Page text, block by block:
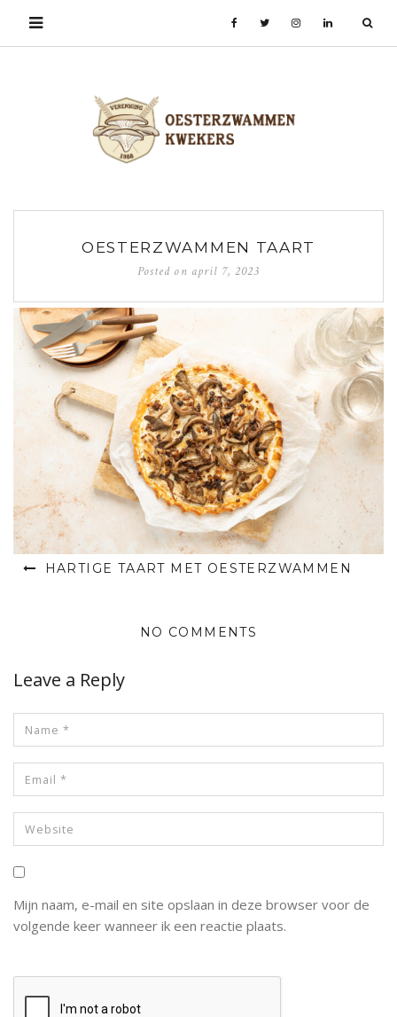
OESTERZWAMMEN TAART
Posted on april 7, 2023
HARTIGE TAART MET OESTERZWAMMEN
NO COMMENTS
Leave a Reply
Mijn naam, e-mail en site opslaan in deze browser voor de
volgende keer wanneer ik een reactie plaats.